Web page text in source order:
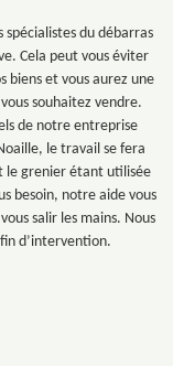
spécialistes du débarras
Cela peut vous éviter
biens et vous aurez une
souhaitez vendre.
de notre entreprise
le travail se fera
le grenier étant utilisée
besoin, notre aide vous
salir les mains. Nous
d’intervention.